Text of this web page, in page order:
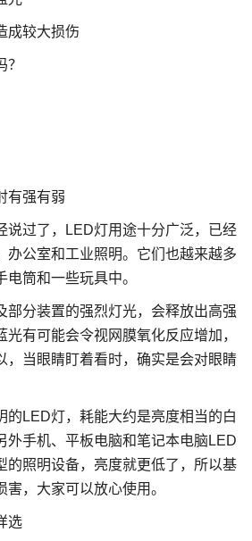
成较大损伤
有强有弱
说过了，LED灯用途十分广泛，已经
办公室和工业照明。它们也越来越多
筒和一些玩具中。
部分装置的强烈灯光，会释放出高强
光有可能会令视网膜氧化反应增加，
，当眼睛盯着看时，确实是会对眼睛
的LED灯，耗能大约是亮度相当的白
外手机、平板电脑和笔记本电脑LED
的照明设备，亮度就更低了，所以基
，大家可以放心使用。
选